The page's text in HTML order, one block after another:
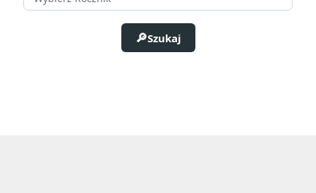
Dodatkowe informacje
Szukaj